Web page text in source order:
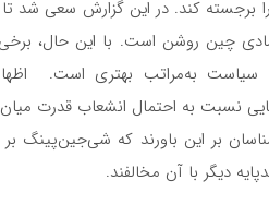
برجسته کند. در این گزارش سعی شد تا
چین روشن است. با این حال،
سیاست به‌مراتب بهتری است.
نسبت به احتمال انشعاب قدرت
بر این باورند که شی‌جین‌پینگ
دیگر با آن مخالفند.